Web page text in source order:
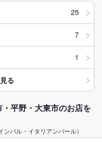
25
7
1
る
平野・大東市のお店を
ンバル・イタリアンバール）